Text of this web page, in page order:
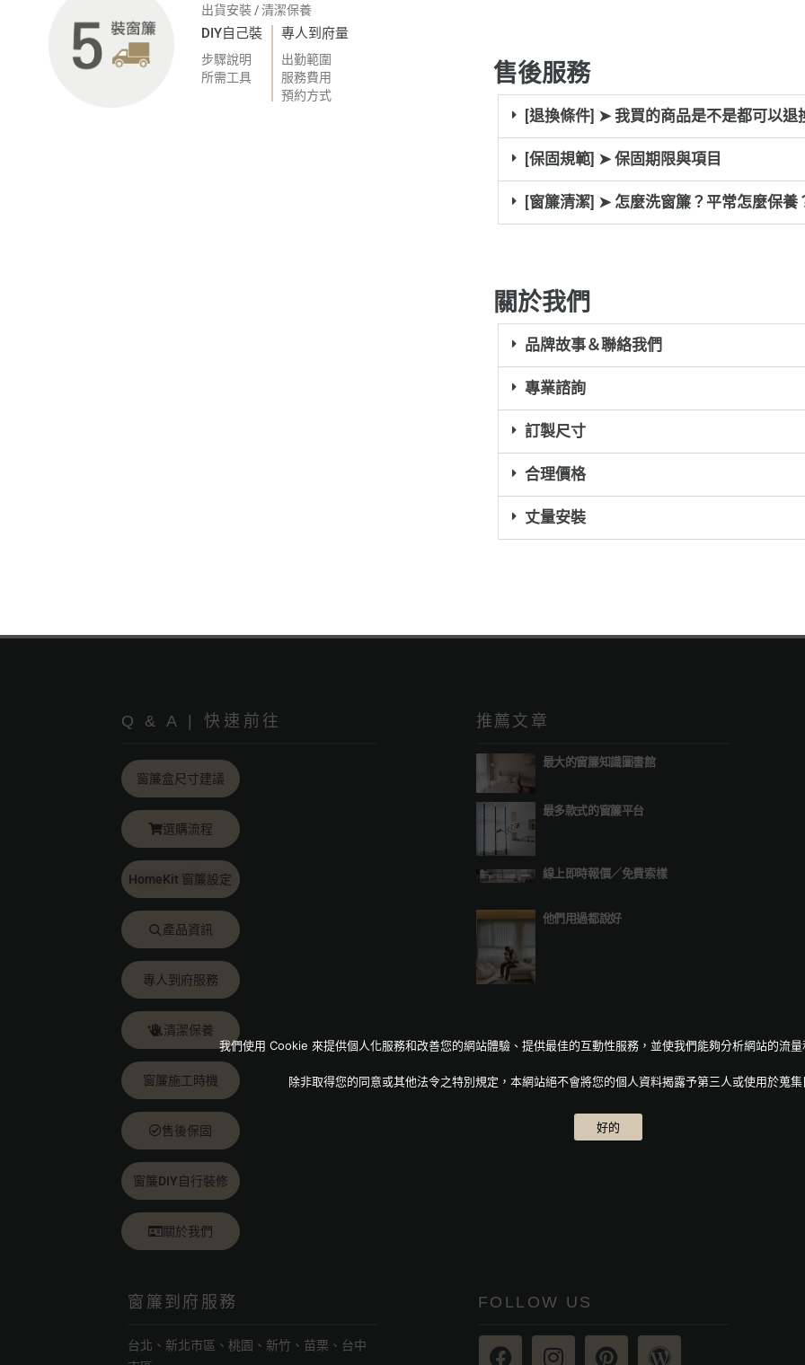
出貨安裝/清潔保養
DIY自己裝
步驟說明
所需工具
專人到府量
出勤範圍
服務費用
預約方式
售後服務
[退換條件] ➤ 我買的商品是不是都可以退
[保固規範] ➤ 保固期限與項目
[窗簾清潔] ➤ 怎麼洗窗簾？平常怎麼保養
關於我們
品牌故事＆聯絡我們
專業諮詢
訂製尺寸
合理價格
丈量安裝
Q & A | 快速前往
窗簾盒尺寸建議
選購流程
HomeKit 窗簾設定
產品資訊
專人到府服務
清潔保養
窗簾施工時機
售後保固
窗簾DIY自行裝修
關於我們
推薦文章
最大的窗簾知識圖書館
最多款式的窗簾平台
線上即時報價／免費索樣
他們用過都說好
窗簾到府服務
台北、新北市區、桃園、新竹、苗栗、台中
FOLLOW US
我們使用 Cookie 來提供個人化服務和改善您的網站體驗、提供最佳的互動性服務，並使我們能夠分析網站的流
除非取得您的同意或其他法令之特別規定，本網站絕不會將您的個人資料揭露予第三人或使用於蒐
好的